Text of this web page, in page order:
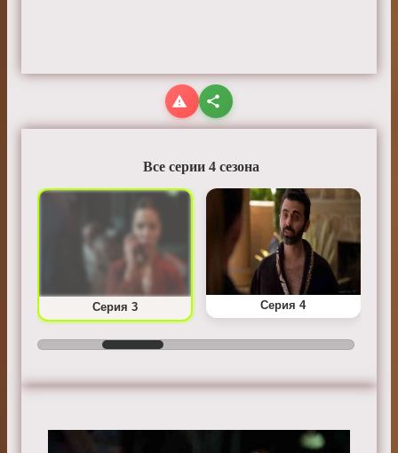
Все серии 4 сезона
Серия 3 Серия 4